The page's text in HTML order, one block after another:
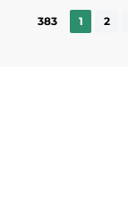
383
1 2